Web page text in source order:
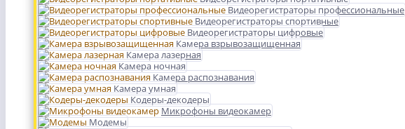
Видеорегистраторы профессиональные
Видеорегистраторы спортивные
Видеорегистраторы цифровые
Камера взрывозащищенная
Камера лазерная
Камера ночная
Камера распознавания
Камера умная
Кодеры-декодеры
Микрофоны видеокамер
Модемы